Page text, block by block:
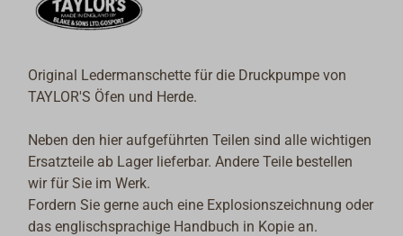
Original Ledermanschette für die Druckpumpe von
TAYLOR'S Öfen und Herde.
Neben den hier aufgeführten Teilen sind alle wichtigen
Ersatzteile ab Lager lieferbar. Andere Teile bestellen
wir für Sie im Werk.
Fordern Sie gerne auch eine Explosionszeichnung oder
das englischsprachige Handbuch in Kopie an.